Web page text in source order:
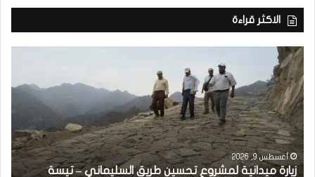
الاكثر قراءة
أغسطس 9, 2026
زيارة ميدانية لمشروع تحسين طريق السليماني – تيسة